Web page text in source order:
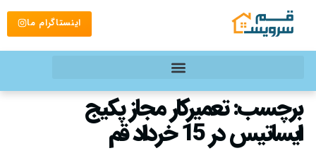
اینستاگرام ما
برچسب:تعمیرکار مجاز پکیج
ایساتیس در 15 خرداد قم